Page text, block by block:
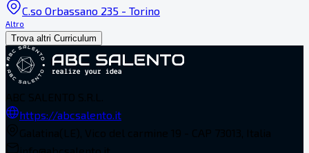
C.so Orbassano 235 - Torino
Altro
Trova altri Curriculum
https://abcsalento.it